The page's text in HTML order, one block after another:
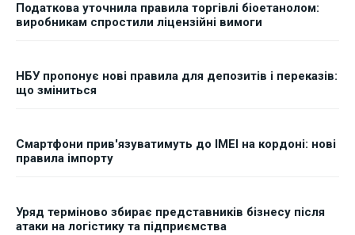
Податкова уточнила правила торгівлі біоетанолом:
виробникам спростили ліцензійні вимоги
НБУ пропонує нові правила для депозитів і переказів:
що зміниться
Смартфони прив'язуватимуть до IMEI на кордоні: нові
правила імпорту
Уряд терміново збирає представників бізнесу після
атаки на логістику та підприємства